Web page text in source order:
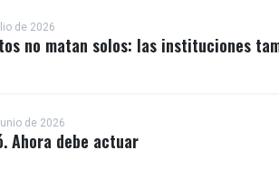
de 2026
no matan solos: las instituciones
de 2026
Ahora debe actuar